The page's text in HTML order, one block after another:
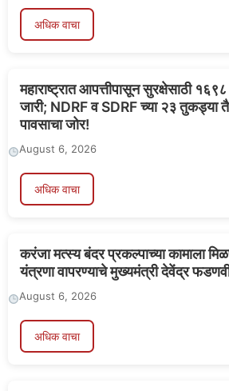
अधिक वाचा
महाराष्ट्रात आपत्तीपासून सुरक्षेसाठी
जारी; NDRF व SDRF च्या २३ तुकड्या
पावसाचा जोर!
August 6, 2026
अधिक वाचा
करंजा मत्स्य बंदर प्रकल्पाच्या कामाला
यंत्रणा वापरण्याचे मुख्यमंत्री देवेंद्र
August 6, 2026
अधिक वाचा